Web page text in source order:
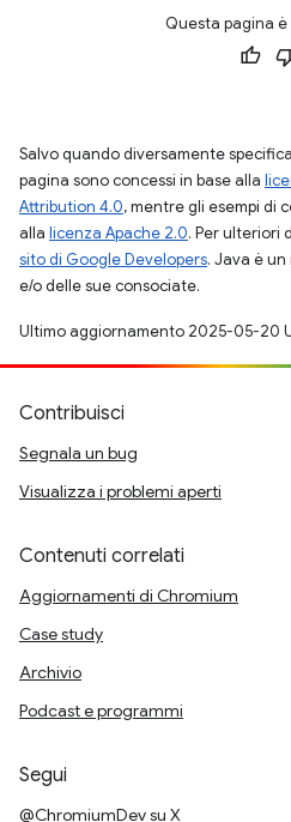
Questa pagina
Salvo quando diversamente
pagina sono concessi in base alla
Attribution 4.0, mentre gli esempi di
alla licenza Apache 2.0. Per ulteriori
sito di Google Developers. Java è
e/o delle sue consociate.
Ultimo aggiornamento 2025-05-20
Contribuisci
Segnala un bug
Visualizza i problemi aperti
Contenuti correlati
Aggiornamenti di Chromium
Case study
Archivio
Podcast e programmi
Segui
@ChromiumDev su X